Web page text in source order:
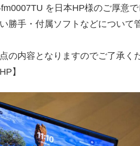
を日本HP様のご厚意で
勝手・付属ソフトなどについて
内容となりますのでご了承く
】